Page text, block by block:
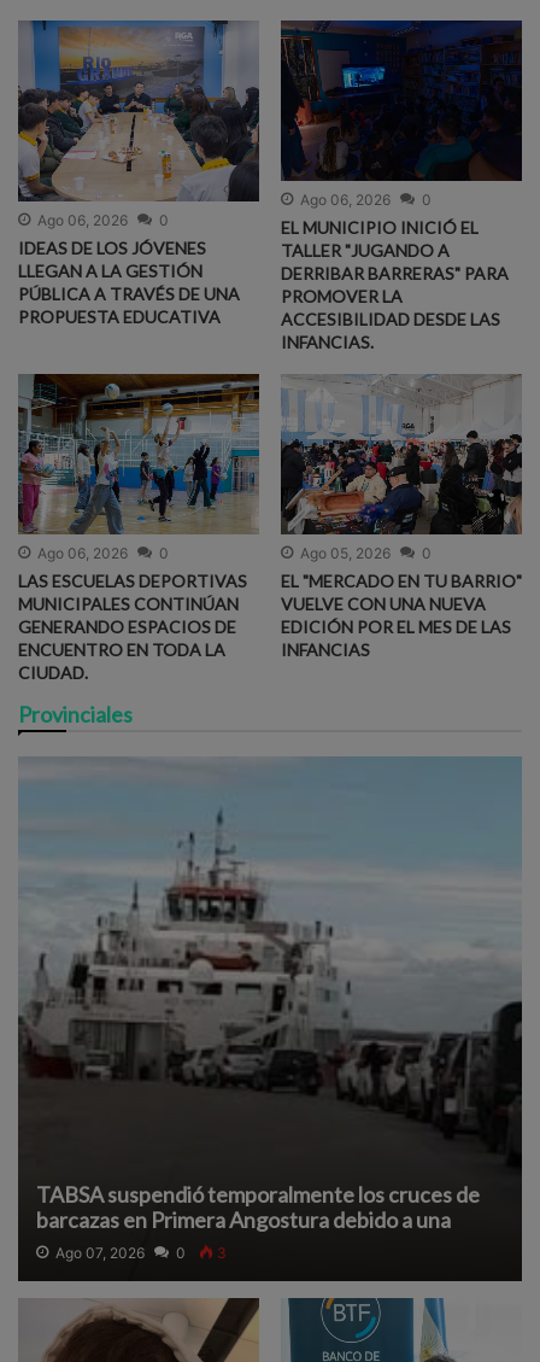
Ago 06, 2026 0
IDEAS DE LOS JÓVENES
LLEGAN A LA GESTIÓN
PÚBLICA A TRAVÉS DE UNA
PROPUESTA EDUCATIVA
Ago 06, 2026 0
EL MUNICIPIO INICIÓ EL
TALLER "JUGANDO A
DERRIBAR BARRERAS" PARA
PROMOVER LA
ACCESIBILIDAD DESDE LAS
INFANCIAS.
Ago 06, 2026 0
LAS ESCUELAS DEPORTIVAS
MUNICIPALES CONTINÚAN
GENERANDO ESPACIOS DE
ENCUENTRO EN TODA LA
CIUDAD.
Ago 05, 2026 0
EL "MERCADO EN TU BARRIO"
VUELVE CON UNA NUEVA
EDICIÓN POR EL MES DE LAS
INFANCIAS
Provinciales
TABSA suspendió temporalmente los cruces de
barcazas en Primera Angostura debido a una
densa neblina que reduce la visibilidad y afecta la
navegación segura.
Ago 07, 2026 0 3